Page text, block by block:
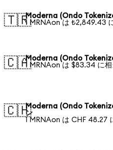
🇹🇷Moderna (Ondo
1 MRNAon は ₺2,849.43
🇨🇦Moderna (Ondo
1 MRNAon は $83.34 に相
🇨🇭Moderna (Ondo
ン
1 MRNAon は CHF 48.27